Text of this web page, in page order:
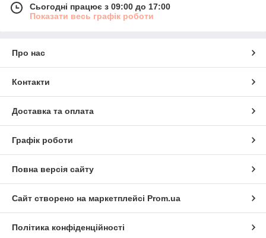
Сьогодні працює з 09:00 до 17:00
Показати весь графік роботи
Про нас
Контакти
Доставка та оплата
Графік роботи
Повна версія сайту
Сайт створено на маркетплейсі Prom.ua
Політика конфіденційності